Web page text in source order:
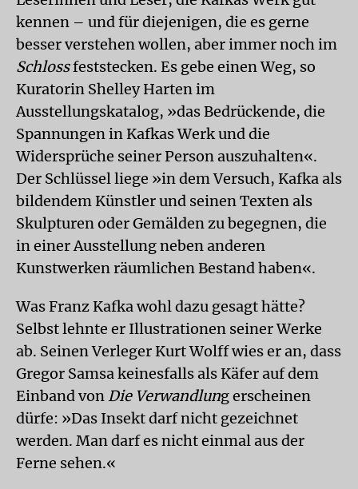
kennen – und für diejenigen, die es gerne
besser verstehen wollen, aber immer noch im
Schlossfeststecken. Es gebe einen Weg, so
Kuratorin Shelley Harten im
Ausstellungskatalog, »das Bedrückende, die
Spannungen in Kafkas Werk und die
Widersprüche seiner Person auszuhalten«.
Der Schlüssel liege »in dem Versuch, Kafka als
bildendem Künstler und seinen Texten als
Skulpturen oder Gemälden zu begegnen, die
in einer Ausstellung neben anderen
Kunstwerken räumlichen Bestand haben«.
Was Franz Kafka wohl dazu gesagt hätte?
Selbst lehnte er Illustrationen seiner Werke
ab. Seinen Verleger Kurt Wolff wies er an, dass
Gregor Samsa keinesfalls als Käfer auf dem
Einband von Die Verwandlung erscheinen
dürfe: »Das Insekt darf nicht gezeichnet
werden. Man darf es nicht einmal aus der
Ferne sehen.«